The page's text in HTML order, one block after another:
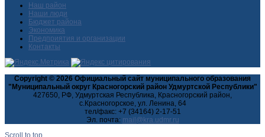
Наш район
Наши люди
Бюджет района
Экономика
Предприятия и организации
Контакты
Copyright © 2026 Официальный сайт муниципального образования
"Муниципальный округ Красногорский район Удмуртской Республики"
427650, РФ, Удмуртская Республика, Красногорский район,
с.Красногорское, ул. Ленина, 64
тел/факс: +7 (34164) 2-17-51
Эл. почта:
Scroll to top